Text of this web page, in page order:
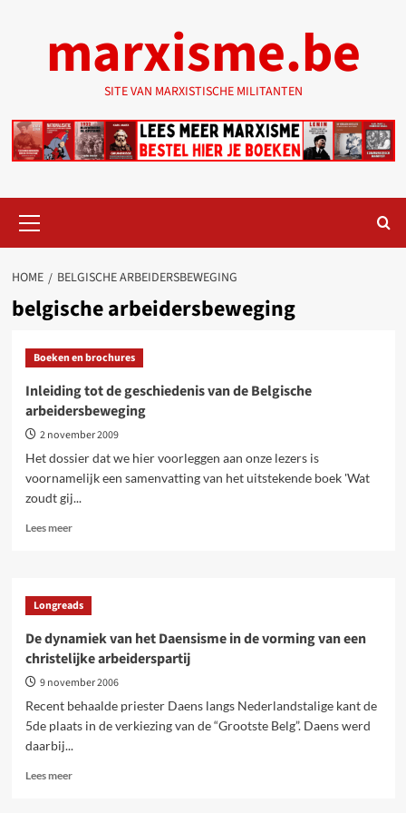
marxisme.be
SITE VAN MARXISTISCHE MILITANTEN
menu
HOME BELGISCHE ARBEIDERSBEWEGING
belgische arbeidersbeweging
Boeken en brochures
Inleiding tot de geschiedenis van de Belgische
arbeidersbeweging
2 november 2009
Het dossier dat we hier voorleggen aan onze lezers is
voornamelijk een samenvatting van het uitstekende boek 'Wat
zoudt gij...
Lees meerLees
tot
de
van
de
Belgische
Longreads
De dynamiek van het Daensisme in de vorming van een
christelijke arbeiderspartij
9 november 2006
Recent behaalde priester Daens langs Nederlandstalige kant de
5de plaats in de verkiezing van de “Grootste Belg”. Daens werd
daarbij...
Lees meerLees